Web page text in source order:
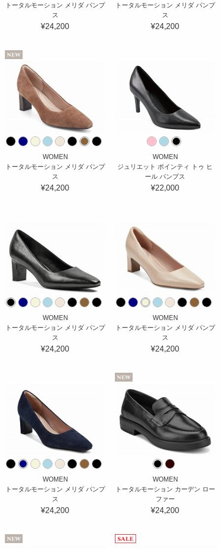
トータルモーション メリダ パンプ
ス
¥24,200
トータルモーション メリダ パンプ
ス
¥24,200
WOMEN
トータルモーション メリダ パンプ
ス
¥24,200
WOMEN
ジュリエット ポインティ トゥ ヒ
ール パンプス
¥22,000
WOMEN
トータルモーション メリダ パンプ
ス
¥24,200
WOMEN
トータルモーション メリダ パンプ
ス
¥24,200
WOMEN
トータルモーション メリダ パンプ
ス
¥24,200
WOMEN
トータルモーション カーデン ロー
ファー
¥24,200